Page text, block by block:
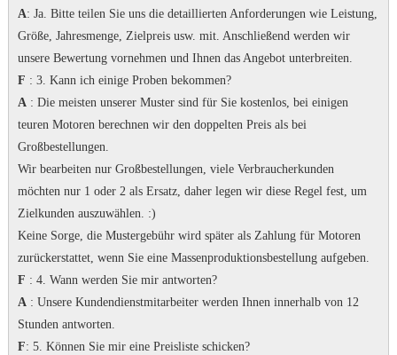
A: Ja. Bitte teilen Sie uns die detaillierten Anforderungen wie Leistung,
Größe, Jahresmenge, Zielpreis usw. mit. Anschließend werden wir
unsere Bewertung vornehmen und Ihnen das Angebot unterbreiten.
F : 3. Kann ich einige Proben bekommen?
A: Die meisten unserer Muster sind für Sie kostenlos, bei einigen
teuren Motoren berechnen wir den doppelten Preis als bei
Großbestellungen.
Wir bearbeiten nur Großbestellungen, viele Verbraucherkunden
möchten nur 1 oder 2 als Ersatz, daher legen wir diese Regel fest, um
Zielkunden auszuwählen. :)
Keine Sorge, die Mustergebühr wird später als Zahlung für Motoren
zurückerstattet, wenn Sie eine Massenproduktionsbestellung aufgeben.
F : 4. Wann werden Sie mir antworten?
A: Unsere Kundendienstmitarbeiter werden Ihnen innerhalb von 12
Stunden antworten.
F: 5. Können Sie mir eine Preisliste schicken?